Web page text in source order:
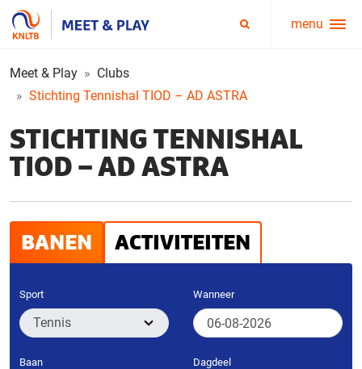
Service
menu
menu
Meet & Play
Clubs
Stichting Tennishal TIOD – AD ASTRA
STICHTING TENNISHAL
TIOD – AD ASTRA
BANEN ACTIVITEITEN
Sport Wanneer
Baan Dagdeel